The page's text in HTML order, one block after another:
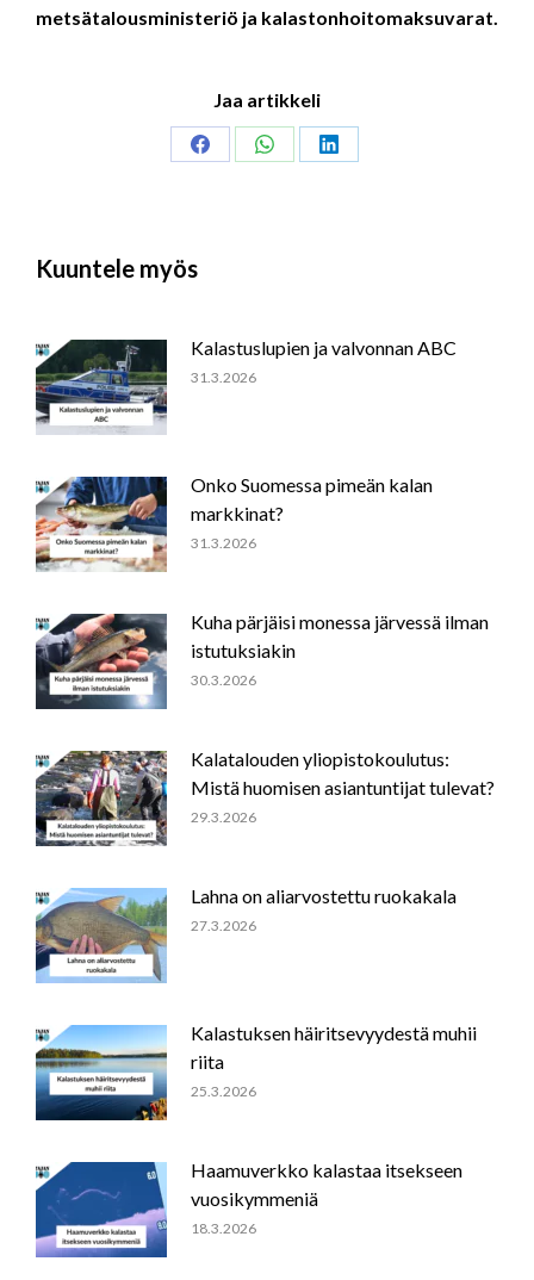
metsätalousministeriö ja kalastonhoitomaksuvarat.
Jaa artikkeli
Share
Share
Share
Kuuntele myös
Kalastuslupien ja valvonnan ABC
31.3.2026
Onko Suomessa pimeän kalan
markkinat?
31.3.2026
Kuha pärjäisi monessa järvessä ilman
istutuksiakin
30.3.2026
Kalatalouden yliopistokoulutus:
Mistä huomisen asiantuntijat tulevat?
29.3.2026
Lahna on aliarvostettu ruokakala
27.3.2026
Kalastuksen häiritsevyydestä muhii
riita
25.3.2026
Haamuverkko kalastaa itsekseen
vuosikymmeniä
18.3.2026